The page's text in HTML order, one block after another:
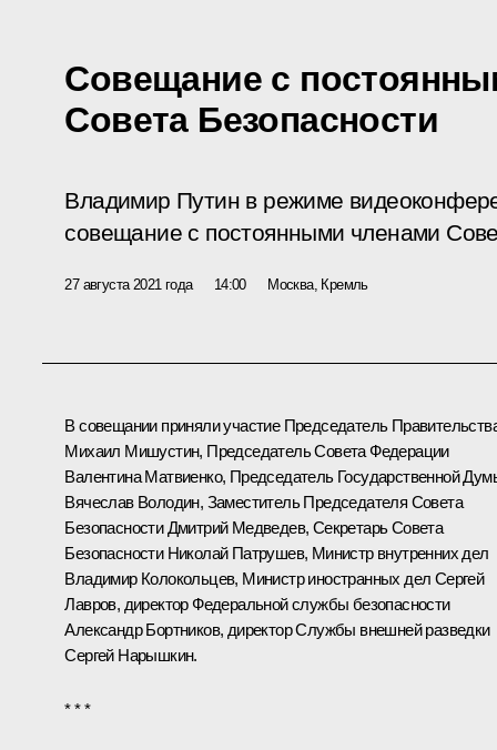
Совещание с
Совета Безопасности
Владимир Путин в режиме
совещание с постоянными членами
27 августа 2021 года 14:00 Москва, Кремль
В совещании приняли участие Председатель
Михаил Мишустин, Председатель Совета Федерации
Валентина Матвиенко, Председатель Государственной
Вячеслав Володин, Заместитель Председателя Совета
БезопасностиДмитрий Медведев, Секретарь Совета
Безопасности Николай Патрушев, Министр внутренних дел
Владимир Колокольцев, Министр иностранных дел Сергей
Лавров, директор Федеральной службы безопасности
Александр Бортников, директор Службы внешней разведки
Сергей Нарышкин.
* * *